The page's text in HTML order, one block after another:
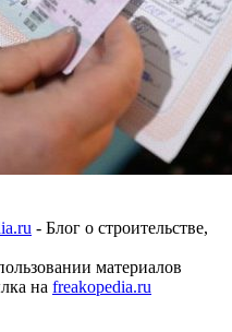
- Блог о строительстве,
материалов
на freakopedia.ru